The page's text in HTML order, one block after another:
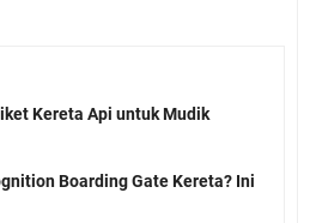
Kereta Api untuk Mudik
Boarding Gate Kereta? Ini